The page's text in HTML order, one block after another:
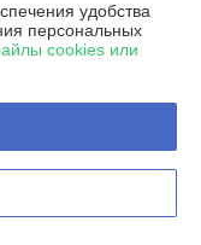
здание Литер
удобства
персональных
cookies или